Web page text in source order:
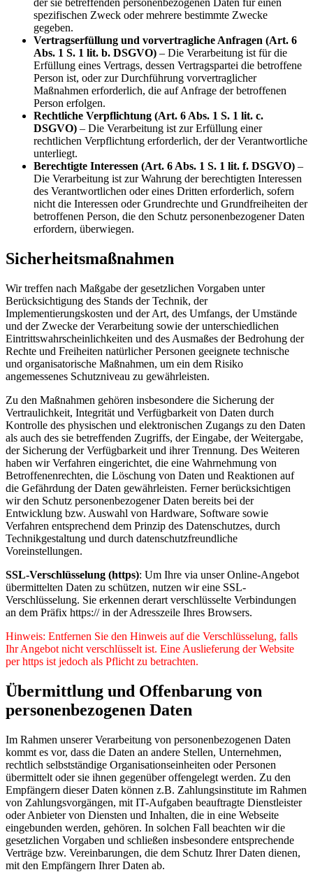
der sie betreffenden personenbezogenen Daten für einen
spezifischen Zweck oder mehrere bestimmte Zwecke
gegeben.
Vertragserfüllung und vorvertragliche Anfragen (Art. 6
Abs. 1 S. 1 lit. b. DSGVO) – Die Verarbeitung ist für die
Erfüllung eines Vertrags, dessen Vertragspartei die betroffene
Person ist, oder zur Durchführung vorvertraglicher
Maßnahmen erforderlich, die auf Anfrage der betroffenen
Person erfolgen.
Rechtliche Verpflichtung (Art. 6 Abs. 1 S. 1 lit. c.
DSGVO) – Die Verarbeitung ist zur Erfüllung einer
rechtlichen Verpflichtung erforderlich, der der Verantwortliche
unterliegt.
Berechtigte Interessen (Art. 6 Abs. 1 S. 1 lit. f. DSGVO) –
Die Verarbeitung ist zur Wahrung der berechtigten Interessen
des Verantwortlichen oder eines Dritten erforderlich, sofern
nicht die Interessen oder Grundrechte und Grundfreiheiten der
betroffenen Person, die den Schutz personenbezogener Daten
erfordern, überwiegen.
Sicherheitsmaßnahmen
Wir treffen nach Maßgabe der gesetzlichen Vorgaben unter
Berücksichtigung des Stands der Technik, der
Implementierungskosten und der Art, des Umfangs, der Umstände
und der Zwecke der Verarbeitung sowie der unterschiedlichen
Eintrittswahrscheinlichkeiten und des Ausmaßes der Bedrohung der
Rechte und Freiheiten natürlicher Personen geeignete technische
und organisatorische Maßnahmen, um ein dem Risiko
angemessenes Schutzniveau zu gewährleisten.
Zu den Maßnahmen gehören insbesondere die Sicherung der
Vertraulichkeit, Integrität und Verfügbarkeit von Daten durch
Kontrolle des physischen und elektronischen Zugangs zu den Daten
als auch des sie betreffenden Zugriffs, der Eingabe, der Weitergabe,
der Sicherung der Verfügbarkeit und ihrer Trennung. Des Weiteren
haben wir Verfahren eingerichtet, die eine Wahrnehmung von
Betroffenenrechten, die Löschung von Daten und Reaktionen auf
die Gefährdung der Daten gewährleisten. Ferner berücksichtigen
wir den Schutz personenbezogener Daten bereits bei der
Entwicklung bzw. Auswahl von Hardware, Software sowie
Verfahren entsprechend dem Prinzip des Datenschutzes, durch
Technikgestaltung und durch datenschutzfreundliche
Voreinstellungen.
SSL-Verschlüsselung (https): Um Ihre via unser Online-Angebot
übermittelten Daten zu schützen, nutzen wir eine SSL-
Verschlüsselung. Sie erkennen derart verschlüsselte Verbindungen
an dem Präfix https:// in der Adresszeile Ihres Browsers.
Hinweis: Entfernen Sie den Hinweis auf die Verschlüsselung, falls
Ihr Angebot nicht verschlüsselt ist. Eine Auslieferung der Website
per https ist jedoch als Pflicht zu betrachten.
Übermittlung und Offenbarung von
personenbezogenen Daten
Im Rahmen unserer Verarbeitung von personenbezogenen Daten
kommt es vor, dass die Daten an andere Stellen, Unternehmen,
rechtlich selbstständige Organisationseinheiten oder Personen
übermittelt oder sie ihnen gegenüber offengelegt werden. Zu den
Empfängern dieser Daten können z.B. Zahlungsinstitute im Rahmen
von Zahlungsvorgängen, mit IT-Aufgaben beauftragte Dienstleister
oder Anbieter von Diensten und Inhalten, die in eine Webseite
eingebunden werden, gehören. In solchen Fall beachten wir die
gesetzlichen Vorgaben und schließen insbesondere entsprechende
Verträge bzw. Vereinbarungen, die dem Schutz Ihrer Daten dienen,
mit den Empfängern Ihrer Daten ab.